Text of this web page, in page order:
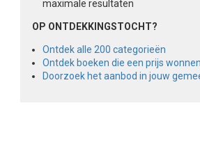
maximale resultaten
OP ONTDEKKINGSTOCHT?
Ontdek alle 200 categorieën
Ontdek boeken die een prijs wonnen
Doorzoek het aanbod in jouw